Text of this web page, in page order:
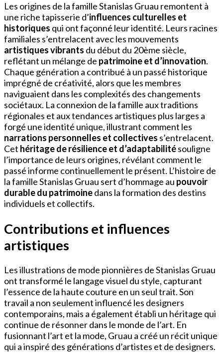
Les origines de la famille Stanislas Gruau remontent à
une riche tapisserie d’influences culturelles et
historiques qui ont façonné leur identité. Leurs racines
familiales s’entrelacent avec les mouvements
artistiques vibrants du début du 20ème siècle,
reflétant un mélange de patrimoine et d’innovation.
Chaque génération a contribué à un passé historique
imprégné de créativité, alors que les membres
naviguaient dans les complexités des changements
sociétaux. La connexion de la famille aux traditions
régionales et aux tendances artistiques plus larges a
forgé une identité unique, illustrant comment les
narrations personnelles et collectives s’entrelacent.
Cet héritage de résilience et d’adaptabilitésouligne
l’importance de leurs origines, révélant comment le
passé informe continuellement le présent. L’histoire de
la famille Stanislas Gruau sert d’hommage au pouvoir
durable du patrimoinedans la formation des destins
individuels et collectifs.
Contributions et influences
artistiques
Les illustrations de mode pionnières de Stanislas Gruau
ont transformé le langage visuel du style, capturant
l’essence de la haute couture en un seul trait. Son
travail a non seulement influencé les designers
contemporains, mais a également établi un héritage qui
continue de résonner dans le monde de l’art. En
fusionnant l’art et la mode, Gruau a créé un récit unique
qui a inspiré des générations d’artistes et de designers.